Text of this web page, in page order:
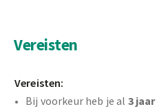
Vereisten
Vereisten:
Bij voorkeur heb je al 3